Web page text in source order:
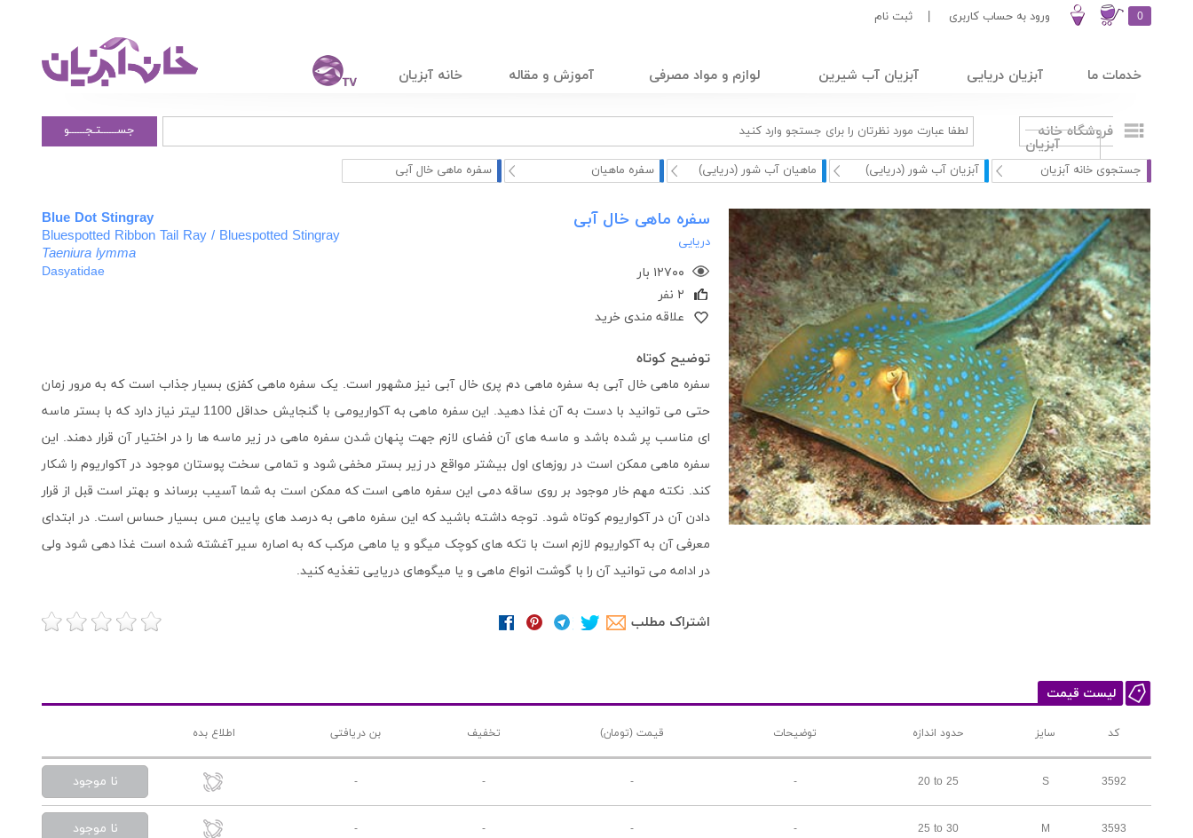
0 ورود به حساب کاربری ثبت نام
خدمات ما آبزیان دریایی آبزیان آب شیرین لوازم و مواد مصرفی آموزش و مقاله خانه آبزیان
فروشگاه خانه
آبزیان
جســــــتـجــــــو
جستجوی خانه آبزیان آبزیان آب شور (دریایی) ماهیان آب شور (دریایی) سفره ماهیان سفره ماهی خال آبی
سفره ماهی خال آبی
دریایی
۱۲۷۰۰ بار
۲ نفر
علاقه مندی خرید
Blue Dot Stingray
Bluespotted Ribbon Tail Ray / Bluespotted Stingray
Taeniura lymma
Dasyatidae
توضیح کوتاه
سفره ماهی خال آبی به سفره ماهی دم پری خال آبی نیز مشهور است. یک سفره ماهی کفزی بسیار جذاب است که به مرور زمان
حتی می توانید با دست به آن غذا دهید. این سفره ماهی به آکواریومی با گنجایش حداقل 1100 لیتر نیاز دارد که با بستر ماسه
ای مناسب پر شده باشد و ماسه های آن فضای لازم جهت پنهان شدن سفره ماهی در زیر ماسه ها را در اختیار آن قرار دهند. این
سفره ماهی ممکن است در روزهای اول بیشتر مواقع در زیر بستر مخفی شود و تمامی سخت پوستان موجود در آکواریوم را شکار
کند. نکته مهم خار موجود بر روی ساقه دمی این سفره ماهی است که ممکن است به شما آسیب برساند و بهتر است قبل از قرار
دادن آن در آکواریوم کوتاه شود. توجه داشته باشید که این سفره ماهی به درصد های پایین مس بسیار حساس است. در ابتدای
معرفی آن به آکواریوم لازم است با تکه های کوچک میگو و یا ماهی مرکب که به اصاره سیر آغشته شده است غذا دهی شود ولی
در ادامه می توانید آن را با گوشت انواع ماهی و یا میگوهای دریایی تغذیه کنید.
اشتراک مطلب
لیست قیمت
کد سایز حدود اندازه توضیحات قیمت (تومان) تخفیف بن دریافتی اطلاع بده
3592
S
20 to 25
-
-
-
- نا موجود
3593
M
25 to 30
-
-
-
- نا موجود